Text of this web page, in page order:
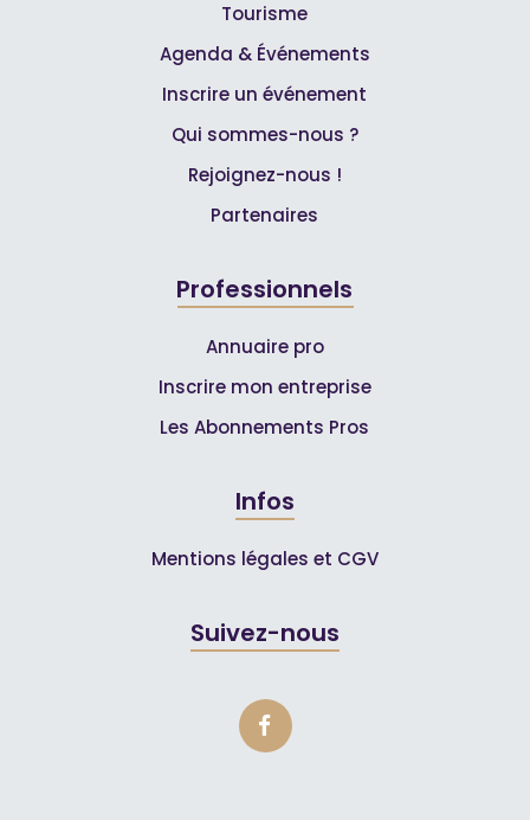
Tourisme
Agenda & Événements
Inscrire un événement
Qui sommes-nous ?
Rejoignez-nous !
Partenaires
Professionnels
Annuaire pro
Inscrire mon entreprise
Les Abonnements Pros
Infos
Mentions légales et CGV
Suivez-nous